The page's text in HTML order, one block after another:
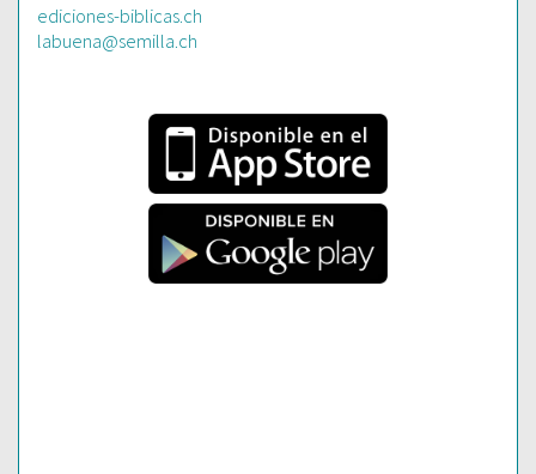
ediciones-biblicas.ch
labuena@semilla.ch